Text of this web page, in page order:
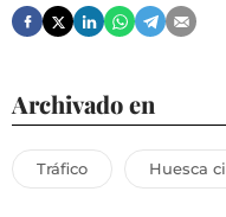
Archivado en
Tráfico Huesca